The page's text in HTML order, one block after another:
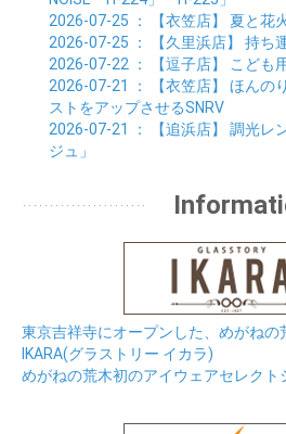
2026-07-25 ： 【衣笠店】 夏と花
2026-07-25 ： 【久里浜店】 持ち
2026-07-22 ： 【逗子店】
こども
2026-07-21
： 【衣笠店】 ほんの
ストをアップさせるSNRV
2026-07-21
： 【追浜店】 調光レ
ジュ」
東京吉祥寺にオープンした、めがねの
IKARA(グラストリー イカラ)
めがねの荒木初のアイウェアセレクト